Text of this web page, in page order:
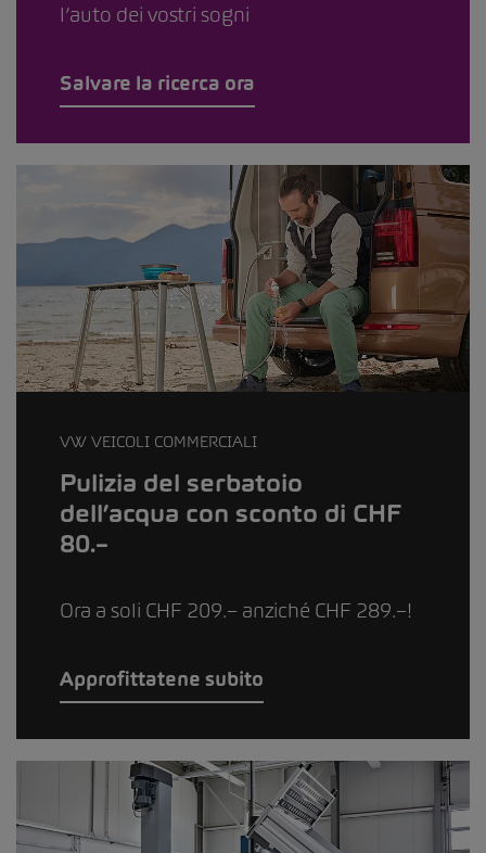
l’auto dei vostri sogni
Salvare la ricerca ora
VW VEICOLI COMMERCIALI
Pulizia del serbatoio
dell’acqua con sconto di CHF
80.–
Ora a soli CHF 209.– anziché CHF 289.–!
Approfittatene subito